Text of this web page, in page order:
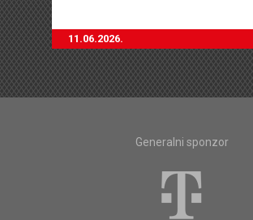
11.06.2026.
Generalni sponzor